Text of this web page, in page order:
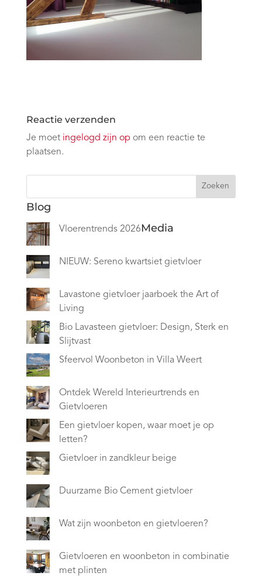
Reactie verzenden
Je moet ingelogd zijn op om een reactie te
plaatsen.
Zoeken
Blog
Vloerentrends 2026
NIEUW: Sereno kwartsiet gietvloer
Lavastone gietvloer jaarboek the Art of
Living
Bio Lavasteen gietvloer: Design, Sterk en
Slijtvast
Sfeervol Woonbeton in Villa Weert
Ontdek Wereld Interieurtrends en
Gietvloeren
Een gietvloer kopen, waar moet je op
letten?
Gietvloer in zandkleur beige
Duurzame Bio Cement gietvloer
Wat zijn woonbeton en gietvloeren?
Gietvloeren en woonbeton in combinatie
met plinten
Media